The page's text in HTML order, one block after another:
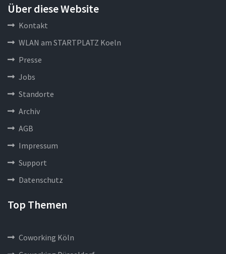
Über diese Website
Kontakt
WLAN am STARTPLATZ Koeln
Presse
Jobs
Standorte
Archiv
AGB
Impressum
Support
Datenschutz
Top Themen
Coworking Köln